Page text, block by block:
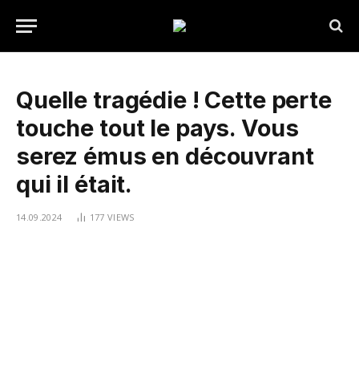
Quelle tragédie ! Cette perte
touche tout le pays. Vous
serez émus en découvrant
qui il était.
14.09.2024 177 VIEWS